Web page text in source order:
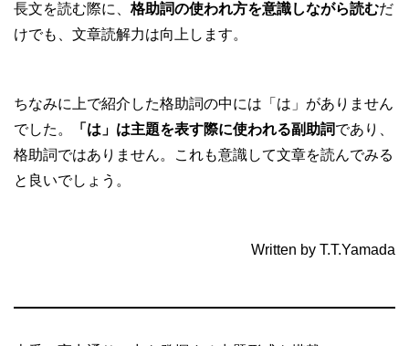
長文を読む際に、 格助詞の使われ方を意識しながら読むだ
けでも、文章読解力は向上します。
ちなみに上で紹介した格助詞の中には「は」がありません
でした。
「は」は主題を表す際に使われる副助詞であり、
格助詞ではありません。これも意識して文章を読んでみる
と良いでしょう。
Written by T.T.Yamada